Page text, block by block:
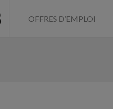
OFFRES D’EMPLOI